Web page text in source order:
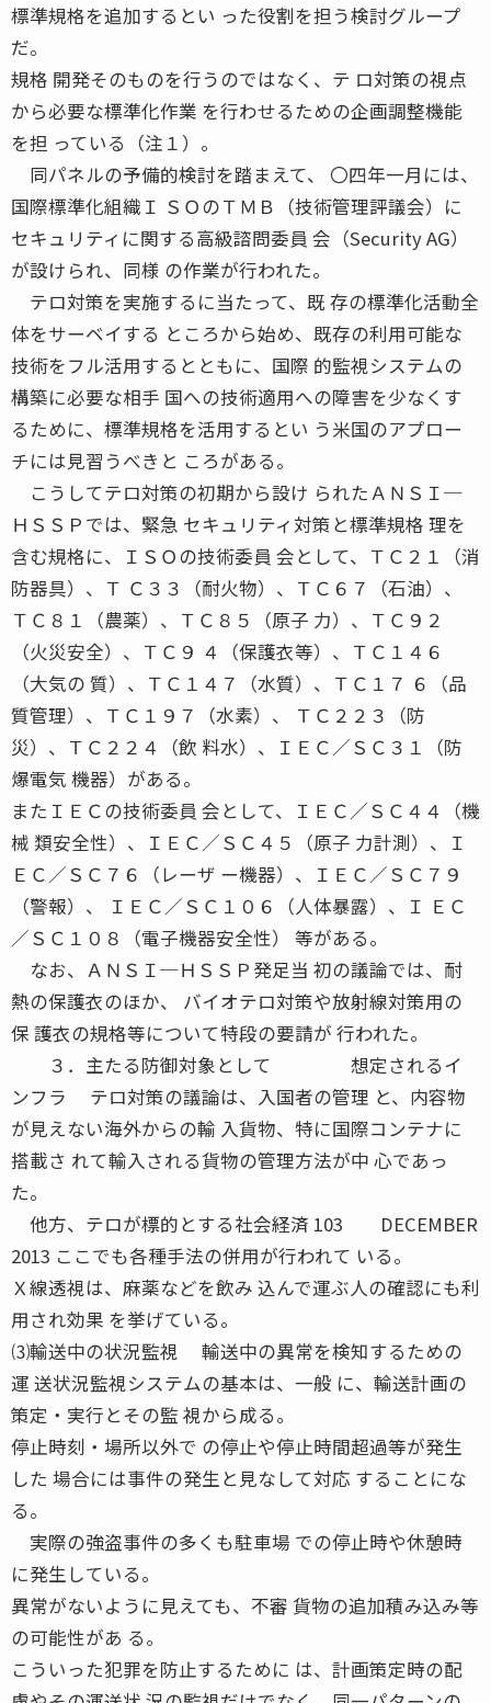
標準規格を追加するとい った役割を担う検討グループ
だ。
規格 開発そのものを行うのではなく、テ ロ対策の視点
から必要な標準化作業 を行わせるための企画調整機能
を担 っている（注１）。
同パネルの予備的検討を踏まえて、 〇四年一月には、
国際標準化組織Ｉ ＳＯのＴＭＢ（技術管理評議会）に
セキュリティに関する高級諮問委員 会（Security AG）
が設けられ、同様 の作業が行われた。
テロ対策を実施するに当たって、既 存の標準化活動全
体をサーベイする ところから始め、既存の利用可能な
技術をフル活用するとともに、国際 的監視システムの
構築に必要な相手 国への技術適用への障害を少なくす
るために、標準規格を活用するとい う米国のアプロー
チには見習うべきと ころがある。
こうしてテロ対策の初期から設け られたＡＮＳＩ─
ＨＳＳＰでは、緊急 セキュリティ対策と標準規格 理を
含む規格に、ＩＳＯの技術委員 会として、ＴＣ２１（消
防器具）、Ｔ Ｃ３３（耐火物）、ＴＣ６７（石油）、
ＴＣ８１（農薬）、ＴＣ８５（原子 力）、ＴＣ９２
（火災安全）、ＴＣ９ ４（保護衣等）、ＴＣ１４６
（大気の 質）、ＴＣ１４７（水質）、ＴＣ１７ ６（品
質管理）、ＴＣ１９７（水素）、 ＴＣ２２３（防
災）、ＴＣ２２４（飲 料水）、ＩＥＣ／ＳＣ３１（防
爆電気 機器）がある。
またＩＥＣの技術委員 会として、ＩＥＣ／ＳＣ４４（機
械 類安全性）、ＩＥＣ／ＳＣ４５（原子 力計測）、Ｉ
ＥＣ／ＳＣ７６（レーザ ー機器）、ＩＥＣ／ＳＣ７９
（警報）、 ＩＥＣ／ＳＣ１０６（人体暴露）、Ｉ ＥＣ
／ＳＣ１０８（電子機器安全性） 等がある。
なお、ＡＮＳＩ─ＨＳＳＰ発足当 初の議論では、耐
熱の保護衣のほか、 バイオテロ対策や放射線対策用の
保 護衣の規格等について特段の要請が 行われた。
３．主たる防御対象として 想定されるイ
ンフラ テロ対策の議論は、入国者の管理 と、内容物
が見えない海外からの輸 入貨物、特に国際コンテナに
搭載さ れて輸入される貨物の管理方法が中 心であっ
た。
他方、テロが標的とする社会経済 103 DECEMBER
2013 ここでも各種手法の併用が行われて いる。
Ｘ線透視は、麻薬などを飲み 込んで運ぶ人の確認にも利
用され効果 を挙げている。
⑶輸送中の状況監視 輸送中の異常を検知するための
運 送状況監視システムの基本は、一般 に、輸送計画の
策定・実行とその監 視から成る。
停止時刻・場所以外で の停止や停止時間超過等が発生
した 場合には事件の発生と見なして対応 することにな
る。
実際の強盗事件の多くも駐車場 での停止時や休憩時
に発生している。
異常がないように見えても、不審 貨物の追加積み込み等
の可能性があ る。
こういった犯罪を防止するために は、計画策定時の配